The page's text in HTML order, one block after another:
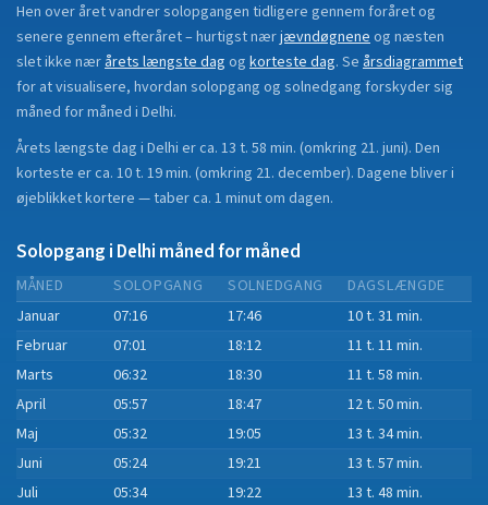
Hen over året vandrer solopgangen tidligere gennem foråret og
senere gennem efteråret– hurtigst nærjævndøgneneog næsten
slet ikke nærårets længste dag og korteste dag. Se årsdiagrammet
for at visualisere, hvordan solopgang og solnedgang forskyder sig
måned for måned i Delhi.
Årets længste dag i Delhi er ca. 13 t. 58 min. (omkring 21. juni). Den
korteste er ca. 10 t. 19 min. (omkring 21. december). Dagene bliver i
øjeblikketkortere —taberca. 1 minutom dagen.
Solopgang i Delhi måned for måned
MÅNED SOLOPGANG SOLNEDGANG
DAGSLÆNGDE
Januar
07:16 17:46
10 t. 31 min.
Februar
07:01 18:12
11 t. 11 min.
Marts
06:32 18:30
11 t. 58 min.
April
05:57 18:47
12 t. 50 min.
Maj
05:32 19:05
13 t. 34 min.
Juni
05:24 19:21
13 t. 57 min.
Juli
05:34 19:22
13 t. 48 min.